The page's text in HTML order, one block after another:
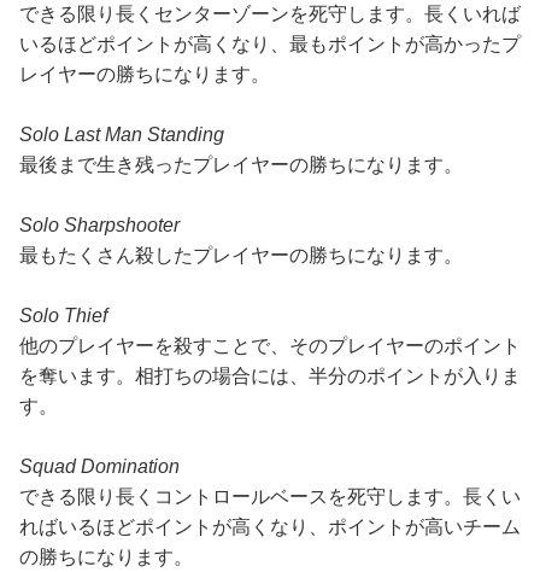
できる限り長くセンターゾーンを死守します。長くいれば
いるほどポイントが高くなり、最もポイントが高かったプ
レイヤーの勝ちになります。
Solo Last Man Standing
最後まで生き残ったプレイヤーの勝ちになります。
Solo Sharpshooter
最もたくさん殺したプレイヤーの勝ちになります。
Solo Thief
他のプレイヤーを殺すことで、そのプレイヤーのポイント
を奪います。相打ちの場合には、半分のポイントが入りま
す。
Squad Domination
できる限り長くコントロールベースを死守します。長くい
ればいるほどポイントが高くなり、ポイントが高いチーム
の勝ちになります。